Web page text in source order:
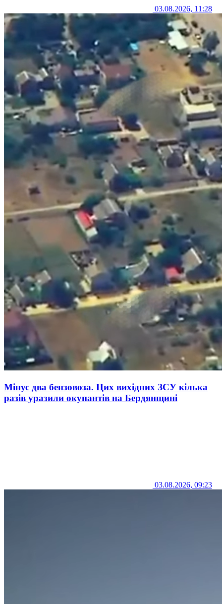
03.08.2026, 11:28
Мінус два бензовоза. Цих вихідних ЗСУ кілька
разів уразили окупантів на Бердянщині
03.08.2026, 09:23